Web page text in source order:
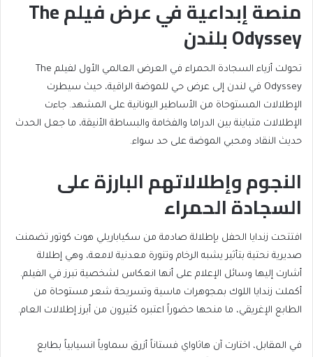
منصة إبداعية في عرض فيلم The
Odyssey بلندن
تحولت أزياء السجادة الحمراء في العرض العالمي الأول لفيلم The
Odyssey في لندن إلى عرض حي للموضة الراقية، حيث سيطرت
الإطلالات المستوحاة من الأساطير اليونانية على المشهد. جاءت
الإطلالات متباينة بين الدراما والفخامة والبساطة الأنيقة، ما جعل الحدث
حديث النقاد ومحبي الموضة على حد سواء.
النجوم وإطلالاتهم البارزة على
السجادة الحمراء
افتتحت زندايا الحفل بإطلالة صادمة من سكياباريلي هوت كوتور تضمنت
صديرية نحتية بتأثير يشبه الرخام وتنورة معدنية لامعة، وهي إطلالة
أشارت إليها وسائل الإعلام على أنها انعكاس لشخصية تبرز في الفيلم.
أكملت زندايا اللوك بمجوهرات ماسية وتسريحة شعر مستوحاة من
الطابع الإغريقي، ما منحها حضوراً اعتبره كثيرون من أبرز إطلالات العام.
في المقابل، اختارت آن هاثاواي فستاناً أزرق سماوياً انسيابياً بطابع